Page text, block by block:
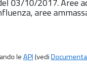
03/10/2017. Aree
aree
leAPI(vedi